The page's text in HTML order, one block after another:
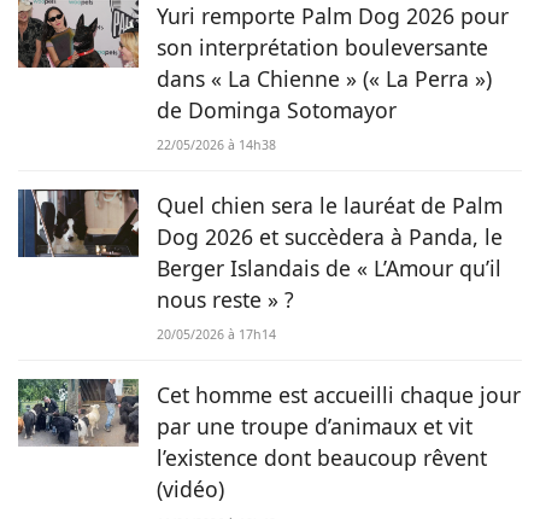
tout naturellement qu’elle prête sa plume à Chien.fr pour
vivre de ses deux passions.
Yuri remporte Palm Dog 2026 pour
son interprétation bouleversante
dans « La Chienne » (« La Perra »)
de Dominga Sotomayor
22/05/2026 à 14h38
Quel chien sera le lauréat de Palm
Dog 2026 et succèdera à Panda, le
Berger Islandais de « L’Amour qu’il
nous reste » ?
20/05/2026 à 17h14
Cet homme est accueilli chaque jour
par une troupe d’animaux et vit
l’existence dont beaucoup rêvent
(vidéo)